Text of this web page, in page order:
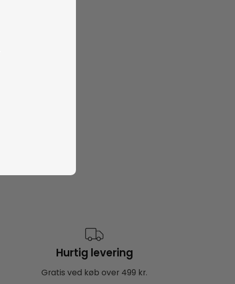
Hurtig levering
Gratis ved køb over 499 kr.